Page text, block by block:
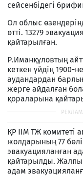
сейсенбідегі
Ол облыс
өтті. 13279
қайтарылған.
Р.Иманқұловтың
кеткен үйдің 1900-
аудандардан
жерге айдалған
қораларына
ҚР ІІМ ТЖ комитеті
жолдарының 77
эвакуацияланған
қайтарылды. Жалпы
адам